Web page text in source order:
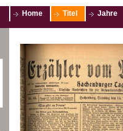
Home Titel Jahre